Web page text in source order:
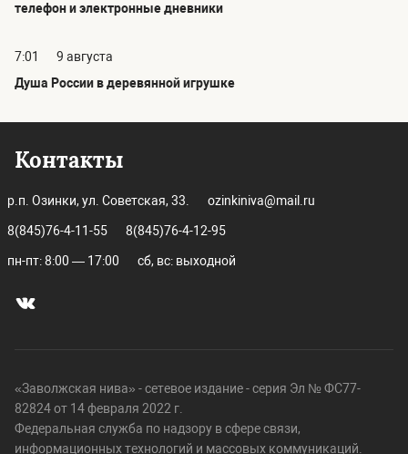
телефон и электронные дневники
7:01
9 августа
Душа России в деревянной игрушке
Контакты
р.п. Озинки, ул. Советская, 33. ozinkiniva@mail.ru
8(845)76-4-11-55 8(845)76-4-12-95
пн-пт: 8:00 — 17:00 сб, вс: выходной
«Заволжская нива» - сетевое издание - серия Эл № ФС77-
82824 от 14 февраля 2022 г.
Федеральная служба по надзору в сфере связи,
информационных технологий и массовых коммуникаций.